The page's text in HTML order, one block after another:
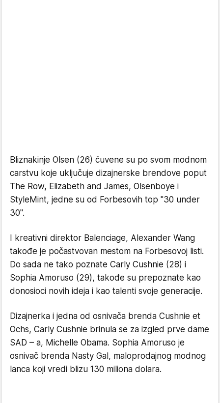
Bliznakinje Olsen (26) čuvene su po svom modnom
carstvu koje uključuje dizajnerske brendove poput
The Row, Elizabeth and James, Olsenboye i
StyleMint, jedne su od Forbesovih top "30 under
30".
I kreativni direktor Balenciage, Alexander Wang
takođe je počastvovan mestom na Forbesovoj listi.
Do sada ne tako poznate Carly Cushnie (28) i
Sophia Amoruso (29), takođe su prepoznate kao
donosioci novih ideja i kao talenti svoje generacije.
Dizajnerka i jedna od osnivača brenda Cushnie et
Ochs, Carly Cushnie brinula se za izgled prve dame
SAD – a, Michelle Obama. Sophia Amoruso je
osnivač brenda Nasty Gal, maloprodajnog modnog
lanca koji vredi blizu 130 miliona dolara.